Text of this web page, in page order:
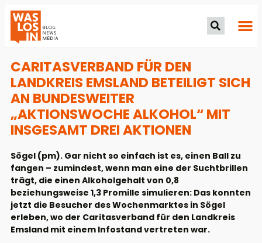
CARITASVERBAND FÜR DEN
LANDKREIS EMSLAND BETEILIGT SICH
AN BUNDESWEITER
„AKTIONSWOCHE ALKOHOL“ MIT
INSGESAMT DREI AKTIONEN
Sögel (pm). Gar nicht so einfach ist es, einen Ball zu
fangen – zumindest, wenn man eine der Suchtbrillen
trägt, die einen Alkoholgehalt von 0,8
beziehungsweise 1,3 Promille simulieren: Das konnten
jetzt die Besucher des Wochenmarktes in Sögel
erleben, wo der Caritasverband für den Landkreis
Emsland mit einem Infostand vertreten war.